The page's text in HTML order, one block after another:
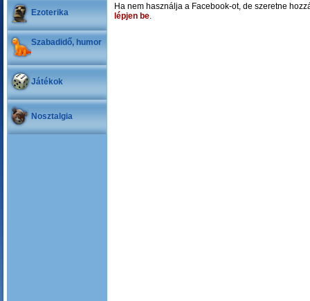
Ezoterika
Szabadidő, humor
Játékok
Nosztalgia
Ha nem használja a Facebook-ot, de szeretne
lépjen be.